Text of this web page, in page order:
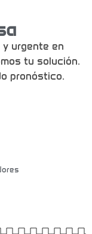
urgente en
tu solución.
pronóstico.